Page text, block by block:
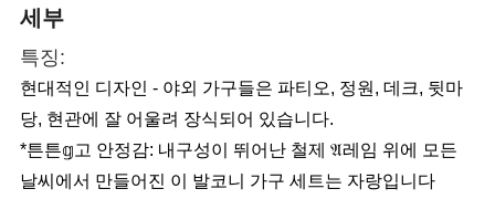
세부
특징:
현대적인 디자인 - 야외 가구들은 파티오, 정원, 데크, 뒷마
당, 현관에 잘 어울려 장식되어 있습니다.
*튼튼𝕘고 안정감: 내구성이 뛰어난 철제 𝔄레임 위에 모든
날씨에서 만들어진 이 발코니 가구 세트는 자랑입니다